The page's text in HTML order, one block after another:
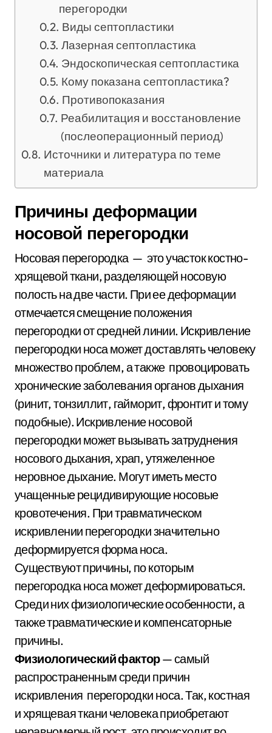
перегородки
Виды септопластики
Лазерная септопластика
Эндоскопическая септопластика
Кому показана септопластика?
Противопоказания
Реабилитация и восстановление
(послеоперационный период)
Источники и литература по теме
материала
Причины деформации
носовой перегородки
Носовая перегородка — это участок костно-
хрящевой ткани, разделяющей носовую
полость на две части. При ее деформации
отмечается смещение положения
перегородки от средней линии. Искривление
перегородки носа может доставлять человеку
множество проблем, а также провоцировать
хронические заболевания органов дыхания
(ринит, тонзиллит, гайморит, фронтит и тому
подобные). Искривление носовой
перегородки может вызывать затруднения
носового дыхания, храп, утяжеленное
неровное дыхание. Могут иметь место
учащенные рецидивирующие носовые
кровотечения. При травматическом
искривлении перегородки значительно
деформируется форма носа.
Существуют причины, по которым
перегородка носа может деформироваться.
Среди них физиологические особенности, а
также травматические и компенсаторные
причины.
Физиологический фактор— самый
распространенным среди причин
искривления перегородки носа. Так, костная
и хрящевая ткани человека приобретают